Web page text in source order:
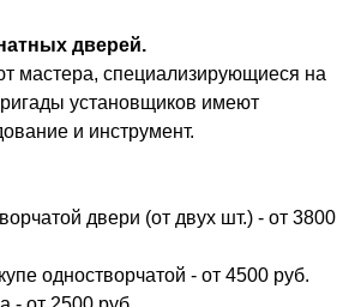
дверей.
мастера, специализирующиеся на
установщиков имеют
и инструмент.
двери (от двух шт.) - от 3800
одностворчатой - от 4500 руб.